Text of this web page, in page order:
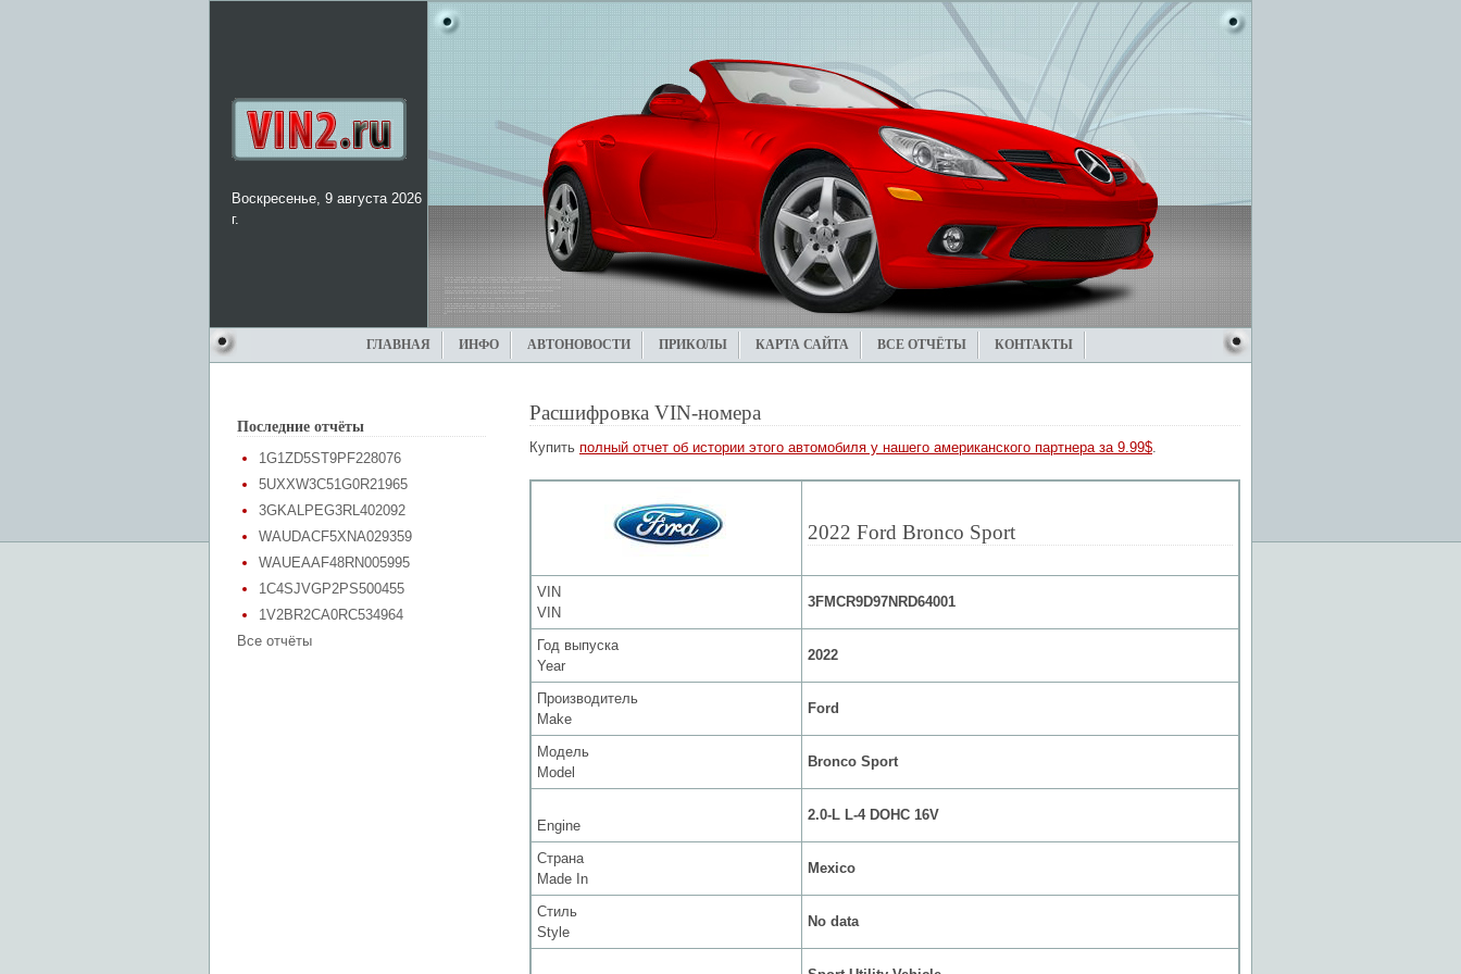
Воскресенье, 9 августа 2026
г.
ГЛАВНАЯ ИНФО АВТОНОВОСТИ ПРИКОЛЫ КАРТА САЙТА ВСЕ ОТЧЁТЫ КОНТАКТЫ
Последние отчёты
1G1ZD5ST9PF228076
5UXXW3C51G0R21965
3GKALPEG3RL402092
WAUDACF5XNA029359
WAUEAAF48RN005995
1C4SJVGP2PS500455
1V2BR2CA0RC534964
Все отчёты
Расшифровка VIN-номера
Купить полный отчет об истории этого автомобиля у нашего американского партнера за 9.99$.
2022 Ford Bronco Sport
VIN
VIN
3FMCR9D97NRD64001
Год выпуска
Year
2022
Производитель
Make
Ford
Модель
Model
Bronco Sport
Engine
2.0-L L-4 DOHC 16V
Страна
Made In
Mexico
Стиль
Style
No data